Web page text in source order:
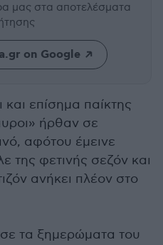
μας στα αποτελέσματα
on Google
επίσημα παίκτης
ήρθαν σε
αφότου έμεινε
της φετινής σεζόν και
ανήκει πλέον στο
τα ξημερώματα του